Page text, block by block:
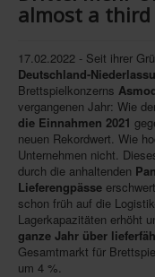
Abos/Subscriptions
SpieleMag
Infos
Shop
Download spielbox
Newsletter
Spieledatenbank
Premium login
almost a third
17.02.2022 - Seit ihrer
Deutschland-
Brettspielkonzerns
vergangenen Jahr: Wie
die Einnahmen 2021
neuen Rekordwert. Wie
Unternehmen nicht.
durch die anhaltenden
Lieferengpässe
schon früh auf die
Lagerkapazitäten erhöht
ganze Jahr über
Gesamtmarkt für
um 4 %.